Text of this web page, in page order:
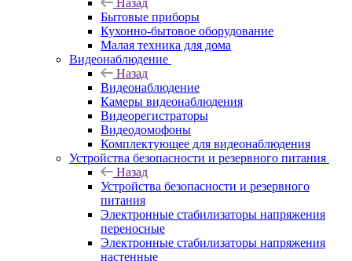
Назад
Бытовые приборы
Кухонно-бытовое оборудование
Малая техника для дома
Видеонаблюдение
Назад
Видеонаблюдение
Камеры видеонаблюдения
Видеорегистраторы
Видеодомофоны
Комплектующее для видеонаблюдения
Устройства безопасности и резервного питания
Назад
Устройства безопасности и резервного
питания
Электронные стабилизаторы напряжения
переносные
Электронные стабилизаторы напряжения
настенные